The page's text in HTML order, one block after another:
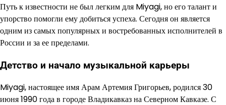
Путь к известности не был легким для Miyagi, но его талант и
упорство помогли ему добиться успеха. Сегодня он является
одним из самых популярных и востребованных исполнителей в
России и за ее пределами.
Детство и начало музыкальной карьеры
Miyagi, настоящее имя Арам Артемия Григорьев, родился 30
июня 1990 года в городе Владикавказ на Северном Кавказе. С